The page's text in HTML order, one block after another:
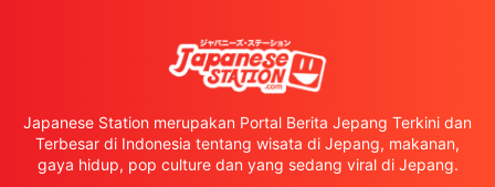
Japanese Station merupakan Portal Berita Jepang Terkini dan
Terbesar di Indonesia tentang wisata di Jepang, makanan,
gaya hidup, pop culture dan yang sedang viral di Jepang.